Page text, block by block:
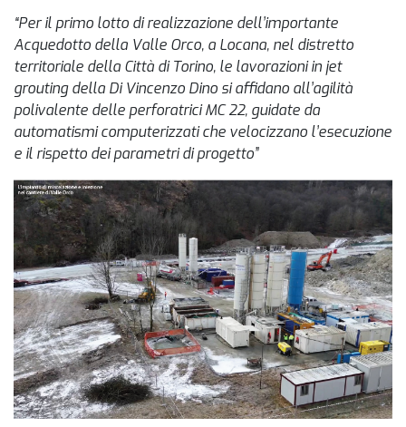
“Per il primo lotto di realizzazione dell’importante
Acquedotto della Valle Orco, a Locana, nel distretto
territoriale della Città di Torino, le lavorazioni in jet
grouting della Di Vincenzo Dino si affidano all’agilità
polivalente delle perforatrici MC 22, guidate da
automatismi computerizzati che velocizzano l’esecuzione
e il rispetto dei parametri di progetto”